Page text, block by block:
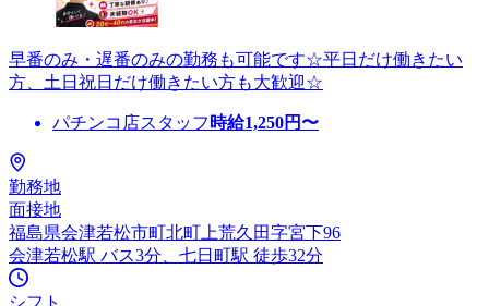
早番のみ・遅番のみの勤務も可能です☆平日だけ働きたい
方、土日祝日だけ働きたい方も大歓迎☆
パチンコ店スタッフ 時給1,250円〜
勤務地
面接地
福島県会津若松市町北町上荒久田字宮下96
会津若松駅 バス3分、七日町駅 徒歩32分
シフト